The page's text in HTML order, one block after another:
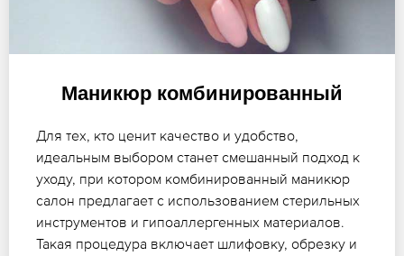
Маникюр комбинированный
Для тех, кто ценит качество и удобство,
идеальным выбором станет смешанный подход к
уходу, при котором комбинированный маникюр
салон предлагает с использованием стерильных
инструментов и гипоаллергенных материалов.
Такая процедура включает шлифовку, обрезку и